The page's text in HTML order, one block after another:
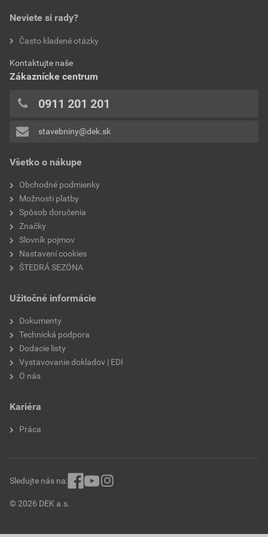
28,00 EUR
Aktuálna predajná porovnávacia cena po zľave 20% z
cenníkovej ceny
2,40 EUR
bez DPH za ks
hodnotilo 0 užívateľov
Pridávať hodnotenie môže iba prihlásený užívateľ.
Všetko o nákupe
Obchodné podmienky
Možnosti platby
Spôsob doručenia
Značky
Slovník pojmov
Nastavení cookies
ŠTEDRÁ SEZÓNA
Užitočné informácie
Dokumenty
Technická podpora
Dodacie listy
Vystavovanie dokladov | EDI
O nás
Kariéra
Práca
Neviete si rady?
Často kladené otázky
Kontaktujte naše
Zákaznícke centrum
0911 201 201
stavebniny@dek.sk
© 2026 DEK a.s.
Sledujte nás na: